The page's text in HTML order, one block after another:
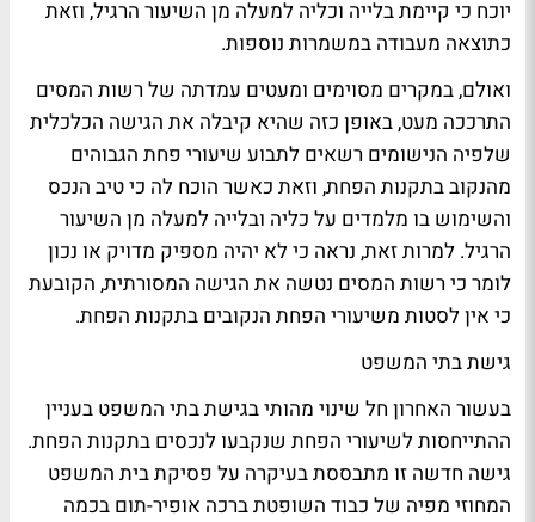
יוכח כי קיימת בלייה וכליה למעלה מן השיעור הרגיל, וזאת
כתוצאה מעבודה במשמרות נוספות.
ואולם, במקרים מסוימים ומעטים עמדתה של רשות המסים
התרככה מעט, באופן כזה שהיא קיבלה את הגישה הכלכלית
שלפיה הנישומים רשאים לתבוע שיעורי פחת הגבוהים
מהנקוב בתקנות הפחת, וזאת כאשר הוכח לה כי טיב הנכס
והשימוש בו מלמדים על כליה ובלייה למעלה מן השיעור
הרגיל. למרות זאת, נראה כי לא יהיה מספיק מדויק או נכון
לומר כי רשות המסים נטשה את הגישה המסורתית, הקובעת
כי אין לסטות משיעורי הפחת הנקובים בתקנות הפחת.
גישת בתי המשפט
בעשור האחרון חל שינוי מהותי בגישת בתי המשפט בעניין
ההתייחסות לשיעורי הפחת שנקבעו לנכסים בתקנות הפחת.
גישה חדשה זו מתבססת בעיקרה על פסיקת בית המשפט
המחוזי מפיה של כבוד השופטת ברכה אופיר-תום בכמה